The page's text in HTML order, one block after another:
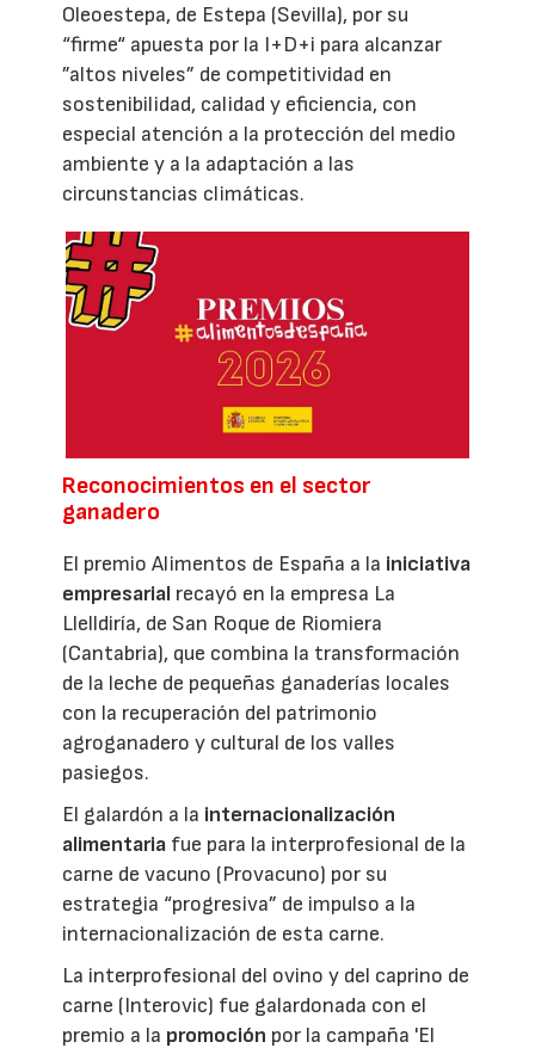
Oleoestepa, de Estepa (Sevilla), por su
“firme“ apuesta por la I+D+i para alcanzar
”altos niveles” de competitividad en
sostenibilidad, calidad y eficiencia, con
especial atención a la protección del medio
ambiente y a la adaptación a las
circunstancias climáticas.
Reconocimientos en el sector
ganadero
El premio Alimentos de España a la iniciativa
empresarial recayó en la empresa La
Llelldiría, de San Roque de Riomiera
(Cantabria), que combina la transformación
de la leche de pequeñas ganaderías locales
con la recuperación del patrimonio
agroganadero y cultural de los valles
pasiegos.
El galardón a la internacionalización
alimentaria fue para la interprofesional de la
carne de vacuno (Provacuno) por su
estrategia “progresiva” de impulso a la
internacionalización de esta carne.
La interprofesional del ovino y del caprino de
carne (Interovic) fue galardonada con el
premio a la promoción por la campaña 'El